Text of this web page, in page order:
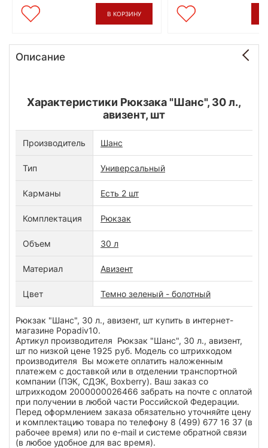
В КОРЗИНУ
Описание
Характеристики Рюкзака "Шанс", 30 л.,
авизент, шт
Производитель Шанс
Тип Универсальный
Карманы Есть 2 шт
Комплектация Рюкзак
Объем 30 л
Материал Авизент
Цвет Темно зеленый - болотный
Рюкзак "Шанс", 30 л., авизент, шт купить в интернет-
магазине Popadiv10.
Артикул производителя Рюкзак "Шанс", 30 л., авизент,
шт по низкой цене 1925 руб. Модель со штрихкодом
производителя Вы можете оплатить наложенным
платежем с доставкой или в отделении транспортной
компании (ПЭК, СДЭК, Boxberry). Ваш заказ со
штрихкодом 2000000026466 забрать на почте с оплатой
при получении в любой части Российской Федерации.
Перед оформлением заказа обязательно уточняйте цену
и комплектацию товара по телефону 8 (499) 677 16 37 (в
рабочее время) или по e-mail и системе обратной связи
(в любое удобное для вас время).